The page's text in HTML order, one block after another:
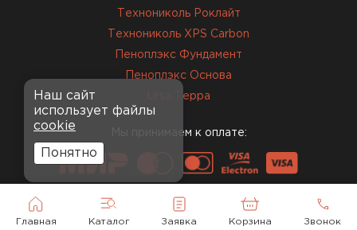
Главная Каталог Заявка Корзина Звонок
Технониколь Роклайт
Технониколь XPS Carbon
Пеноплэкс Фундамент
Пеноплэкс Основа
Ursa Терра
Мы принимаем к оплате:
Наш сайт
использует файлы
cookie
Понятно